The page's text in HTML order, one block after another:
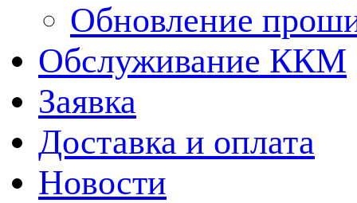
Обновление
Обслуживание ККМ
Заявка
Доставка и оплата
Новости